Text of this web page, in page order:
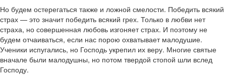
Но будем остерегаться также и ложной смелости. Победить всякий
страх — это значит победить всякий грех. Только в любви нет
страха, но совершенная любовь изгоняет страх. И поэтому не
будем отчаиваться, если нас порою охватывает малодушие.
Ученики испугались, но Господь укрепил их веру. Многие святые
вначале были малодушны, но потом твердой стопой шли вслед
Господу.